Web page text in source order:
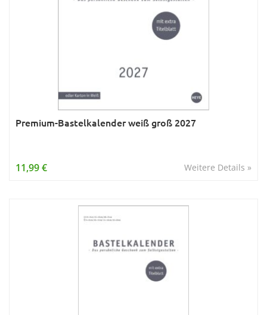
Premium-Bastelkalender weiß groß 2027
Weitere Details »
11,99 €